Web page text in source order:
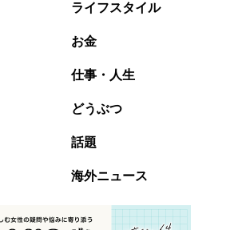
ライフスタイル
お金
仕事・人生
どうぶつ
話題
海外ニュース